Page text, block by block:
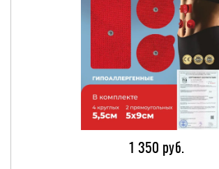
1 350 руб.